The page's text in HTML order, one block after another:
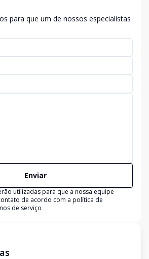
para que um de nossos especialistas
Enviar
utilizadas para que a nossa equipe
de acordo com a política de
de serviço